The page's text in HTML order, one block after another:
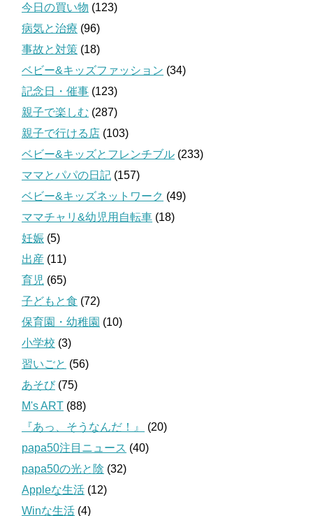
今日の買い物 (123)
病気と治療 (96)
事故と対策 (18)
ベビー&キッズファッション (34)
記念日・催事 (123)
親子で楽しむ (287)
親子で行ける店 (103)
ベビー&キッズとフレンチブル (233)
ママとパパの日記 (157)
ベビー&キッズネットワーク (49)
ママチャリ&幼児用自転車 (18)
妊娠 (5)
出産 (11)
育児 (65)
子どもと食 (72)
保育園・幼稚園 (10)
小学校 (3)
習いごと (56)
あそび(75)
M's ART (88)
『あっ、そうなんだ！』
(20)
papa50注目ニュース (40)
papa50の光と陰 (32)
Appleな生活 (12)
Winな生活 (4)